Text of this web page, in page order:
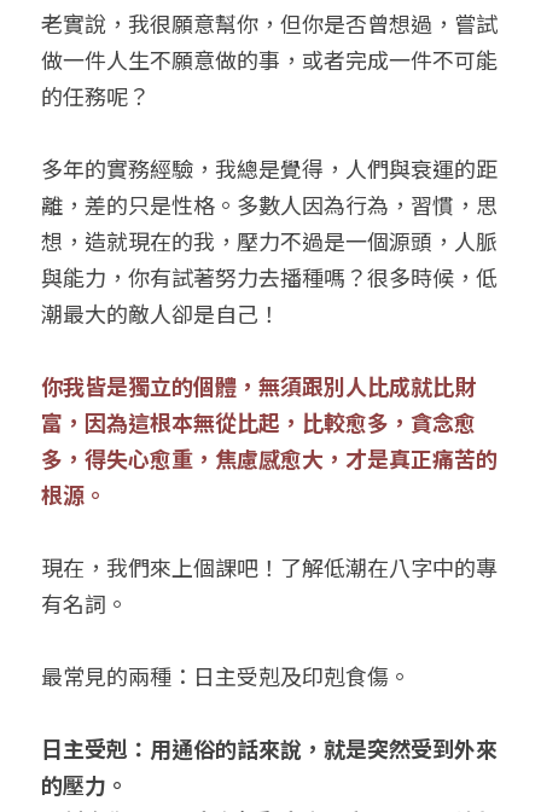
老實說，我很願意幫你，但你是否曾想過，嘗試
做一件人生不願意做的事，或者完成一件不可能
的任務呢？
多年的實務經驗，我總是覺得，人們與衰運的距
離，差的只是性格。多數人因為行為，習慣，思
想，造就現在的我，壓力不過是一個源頭，人脈
與能力，你有試著努力去播種嗎？很多時候，低
潮最大的敵人卻是自己！
你我皆是獨立的個體，無須跟別人比成就比財
富，因為這根本無從比起，比較愈多，貪念愈
多，得失心愈重，焦慮感愈大，才是真正痛苦的
根源。
現在，我們來上個課吧！了解低潮在八字中的專
有名詞。
最常見的兩種：日主受剋及印剋食傷。
日主受剋：用通俗的話來說，就是突然受到外來
的壓力。